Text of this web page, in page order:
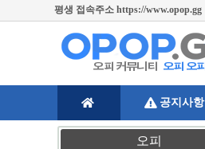
평생 접속주소 https://www.opop.gg
공지사항
오피